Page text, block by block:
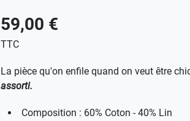
59,00 €
TTC
La pièce qu'on enfile quand on veut être
assorti.
Composition : 60% Coton - 40% Lin